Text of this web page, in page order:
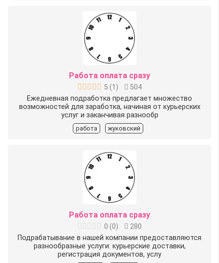
Работа оплата сразу
5 (1 )
504
Ежедневная подработка предлагает множество
возможностей для заработка, начиная от курьерских
услуг и заканчивая разнообр
работа жуковский
Работа оплата сразу
0 (0)
280
Подрабатывание в нашей компании предоставляются
разнообразные услуги: курьерские доставки,
регистрация документов, услу